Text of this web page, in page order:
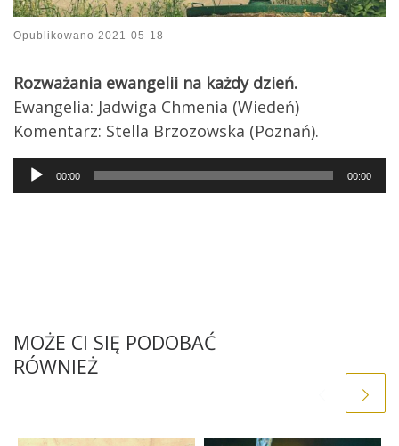
Opublikowano 2021-05-18
Rozważania ewangelii na każdy dzień.
Ewangelia: Jadwiga Chmenia (Wiedeń)
Komentarz: Stella Brzozowska (Poznań).
Audio
Player
00:00 00:00
MOŻE CI SIĘ PODOBAĆ
RÓWNIEŻ